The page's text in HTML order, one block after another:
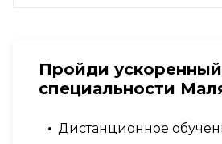
Пройди
специальности
Дистанционное